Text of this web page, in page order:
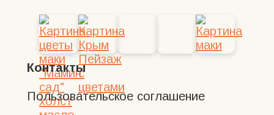
Контакты
Пользовательское соглашение